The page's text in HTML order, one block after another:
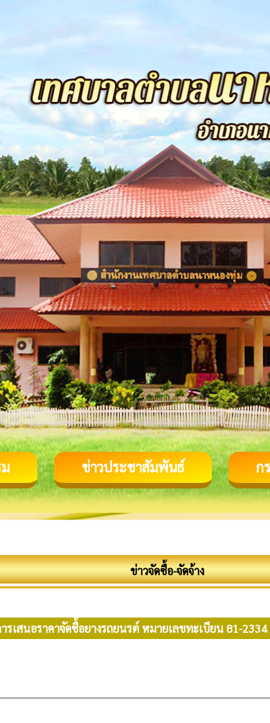
ข่าวประชาสัมพันธ์ ก
ข่าวจัดซื้อ-จัดจ้าง
รเสนอราคาจัดซื้อยางรถยนรต์ หมายเลขทะเบียน 81-